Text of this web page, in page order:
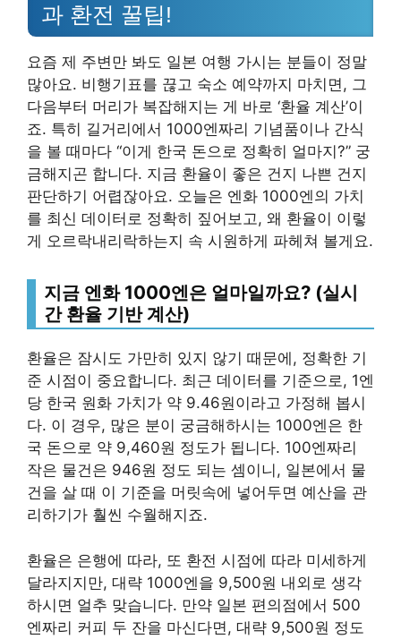
과 환전 꿀팁!
요즘 제 주변만 봐도 일본 여행 가시는 분들이 정말
많아요. 비행기표를 끊고 숙소 예약까지 마치면, 그
다음부터 머리가 복잡해지는 게 바로 ‘환율 계산’이
죠. 특히 길거리에서 1000엔짜리 기념품이나 간식
을 볼 때마다 “이게 한국 돈으로 정확히 얼마지?” 궁
금해지곤 합니다. 지금 환율이 좋은 건지 나쁜 건지
판단하기 어렵잖아요. 오늘은 엔화 1000엔의 가치
를 최신 데이터로 정확히 짚어보고, 왜 환율이 이렇
게 오르락내리락하는지 속 시원하게 파헤쳐 볼게요.
지금 엔화 1000엔은 얼마일까요? (실시
간 환율 기반 계산)
환율은 잠시도 가만히 있지 않기 때문에, 정확한 기
준 시점이 중요합니다. 최근 데이터를 기준으로, 1엔
당 한국 원화 가치가 약 9.46원이라고 가정해 봅시
다. 이 경우, 많은 분이 궁금해하시는 1000엔은 한
국 돈으로 약 9,460원 정도가 됩니다. 100엔짜리
작은 물건은 946원 정도 되는 셈이니, 일본에서 물
건을 살 때 이 기준을 머릿속에 넣어두면 예산을 관
리하기가 훨씬 수월해지죠.
환율은 은행에 따라, 또 환전 시점에 따라 미세하게
달라지지만, 대략 1000엔을 9,500원 내외로 생각
하시면 얼추 맞습니다. 만약 일본 편의점에서 500
엔짜리 커피 두 잔을 마신다면, 대략 9,500원 정도